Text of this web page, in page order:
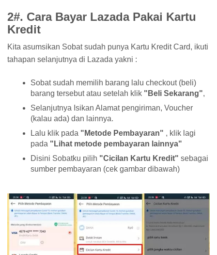
2#. Cara Bayar Lazada Pakai Kartu
Kredit
Kita asumsikan Sobat sudah punya Kartu Kredit Card, ikuti
tahapan selanjutnya di Lazada yakni :
Sobat sudah memilih barang lalu checkout (beli)
barang tersebut atau setelah klik "Beli Sekarang",
Selanjutnya Isikan Alamat pengiriman, Voucher
(kalau ada) dan lainnya.
Lalu klik pada "Metode Pembayaran" , klik lagi
pada "Lihat metode pembayaran lainnya"
Disini Sobatku pilih "Cicilan Kartu Kredit" sebagai
sumber pembayaran (cek gambar dibawah)